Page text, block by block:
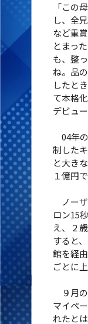
「この
し、全
など重
とまっ
も、整
ね。品
したと
て本格
デビュ
04年
制した
と大き
１億円
ノーザ
ロン15
え、２
すると
館を経
ごとに
９月の
マイペ
れたと